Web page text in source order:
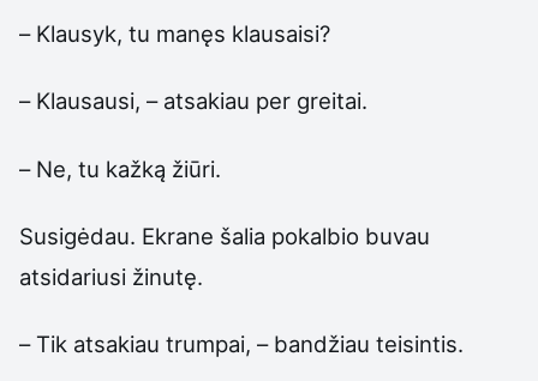
– Klausyk, tu manęs klausaisi?
– Klausausi, – atsakiau per greitai.
– Ne, tu kažką žiūri.
Susigėdau. Ekrane šalia pokalbio buvau
atsidariusi žinutę.
– Tik atsakiau trumpai, – bandžiau teisintis.